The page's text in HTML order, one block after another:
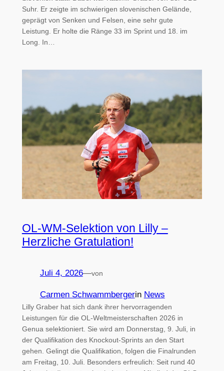
Suhr. Er zeigte im schwierigen slovenischen Gelände,
geprägt von Senken und Felsen, eine sehr gute
Leistung. Er holte die Ränge 33 im Sprint und 18. im
Long. In…
OL-WM-Selektion von Lilly –
Herzliche Gratulation!
Juli 4, 2026—von
Carmen Schwammbergerin News
Lilly Graber hat sich dank ihrer hervorragenden
Leistungen für die OL-Weltmeisterschaften 2026 in
Genua selektioniert. Sie wird am Donnerstag, 9. Juli, in
der Qualifikation des Knockout-Sprints an den Start
gehen. Gelingt die Qualifikation, folgen die Finalrunden
am Freitag, 10. Juli. Besonders erfreulich: Seit rund 40